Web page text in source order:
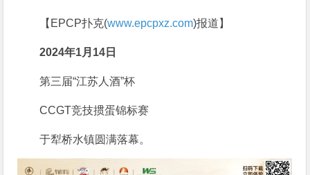
【EPCP扑克(www.epcpxz.com)报道】
2024年1月14日
第三届“江苏人酒”杯
CCGT竞技掼蛋锦标赛
于犁桥水镇圆满落幕。